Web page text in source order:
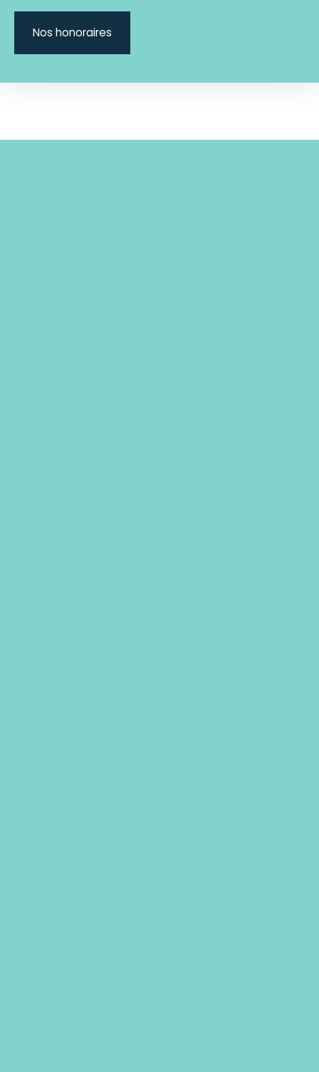
Nos honoraires